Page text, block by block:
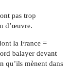
pas trop
d’œuvre.
la France =
balayer devant
qu’ils mènent dans